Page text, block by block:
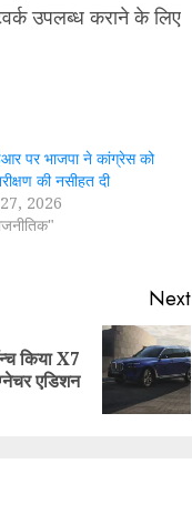
उपलब्ध कराने के लिए
पर भाजपा ने कांग्रेस को
की नसीहत दी
2026
Next
किया X7
एडिशन